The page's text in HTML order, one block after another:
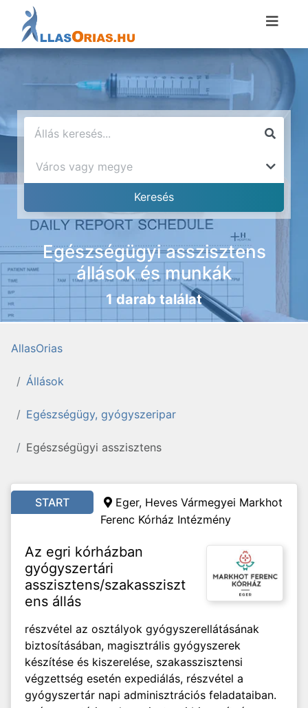
Egészségügyi asszisztens
állások és munkák
1 darab találat
AllasOrias
Állások
Egészségügy, gyógyszeripar
Egészségügyi asszisztens
START
Eger, Heves Vármegyei Markhot
Ferenc Kórház Intézmény
Az egri kórházban
gyógyszertári
asszisztens/szakassziszt
ens állás
részvétel az osztályok gyógyszerellátásának
biztosításában, magisztrális gyógyszerek
készítése és kiszerelése, szakasszisztensi
végzettség esetén expediálás, részvétel a
gyógyszertár napi adminisztrációs feladataiban.